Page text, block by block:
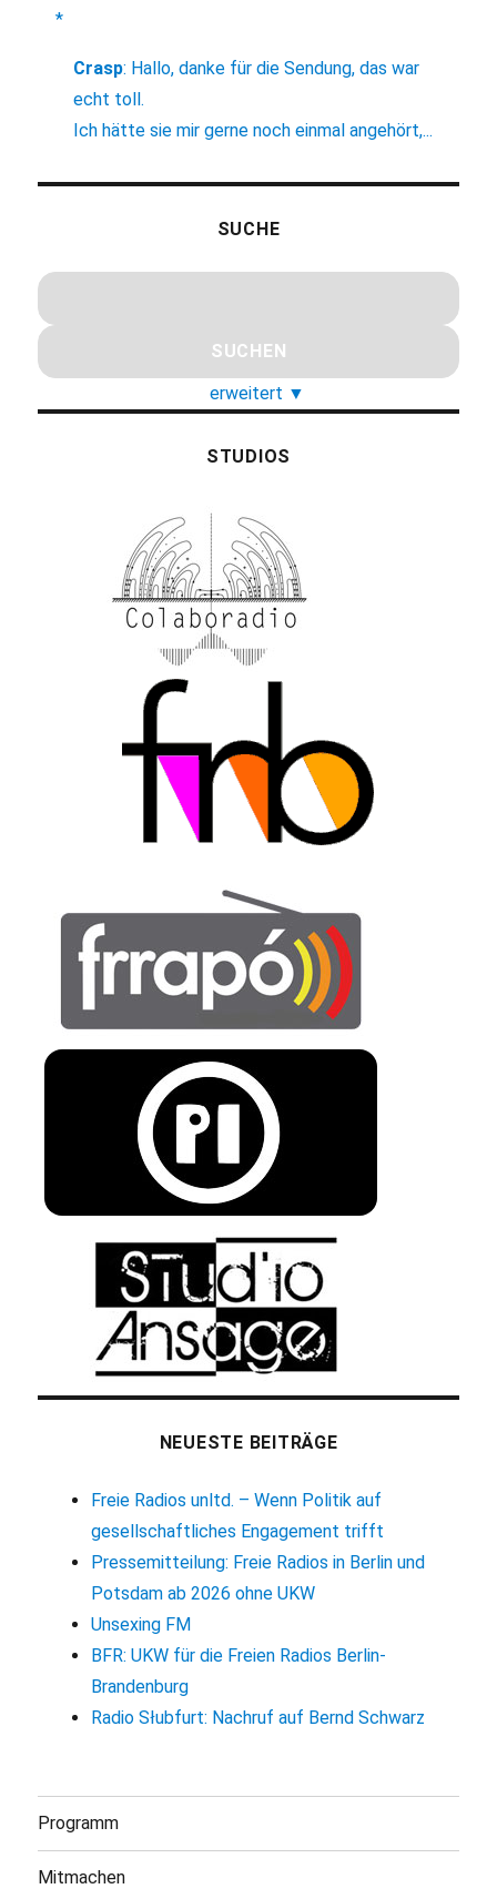
*
Crasp: Hallo, danke für die Sendung, das war
echt toll.
Ich hätte sie mir gerne noch einmal angehört,...
SUCHE
erweitert ▼
STUDIOS
NEUESTE BEITRÄGE
Freie Radios unltd. – Wenn Politik auf
gesellschaftliches Engagement trifft
Pressemitteilung: Freie Radios in Berlin und
Potsdam ab 2026 ohne UKW
Unsexing FM
BFR: UKW für die Freien Radios Berlin-
Brandenburg
Radio Słubfurt: Nachruf auf Bernd Schwarz
Programm
Mitmachen